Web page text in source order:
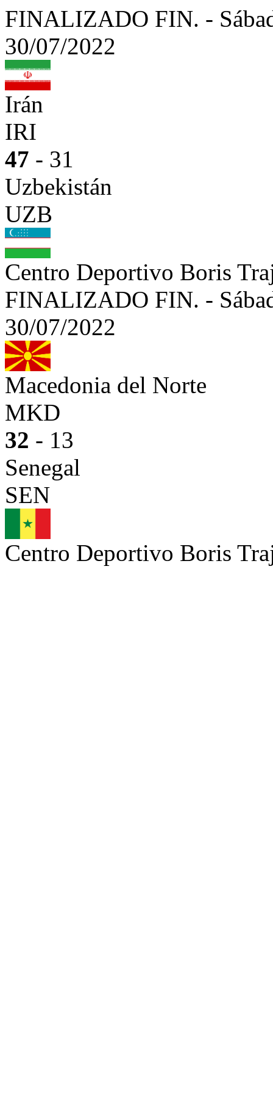
FINALIZADO FIN. -
30/07/2022
Irán
IRI
47 - 31
Uzbekistán
UZB
Centro Deportivo Boris
FINALIZADO FIN. -
30/07/2022
Macedonia del Norte
MKD
32 - 13
Senegal
SEN
Centro Deportivo Boris